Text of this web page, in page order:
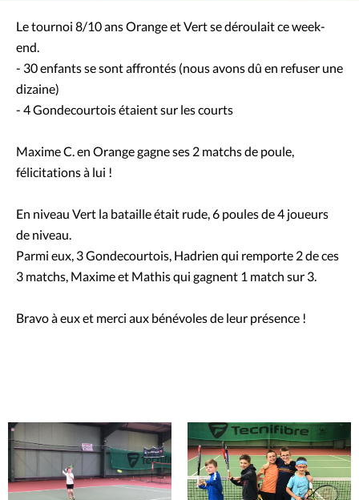
Le tournoi 8/10 ans Orange et Vert se déroulait ce week-
end.
- 30 enfants se sont affrontés (nous avons dû en refuser une
dizaine)
- 4 Gondecourtois étaient sur les courts
Maxime C. en Orange gagne ses 2 matchs de poule,
félicitations à lui !
En niveau Vert la bataille était rude, 6 poules de 4 joueurs
de niveau.
Parmi eux, 3 Gondecourtois, Hadrien qui remporte 2 de ces
3 matchs, Maxime et Mathis qui gagnent 1 match sur 3.
Bravo à eux et merci aux bénévoles de leur présence !